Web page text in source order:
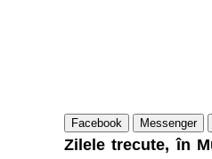
Facebook Messenger
Zilele trecute, în